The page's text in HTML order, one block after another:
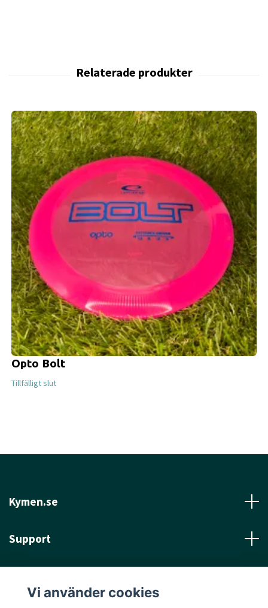
Opto Bolt
Tillfälligt slut
Kymen.se
Support
Vi använder cookies